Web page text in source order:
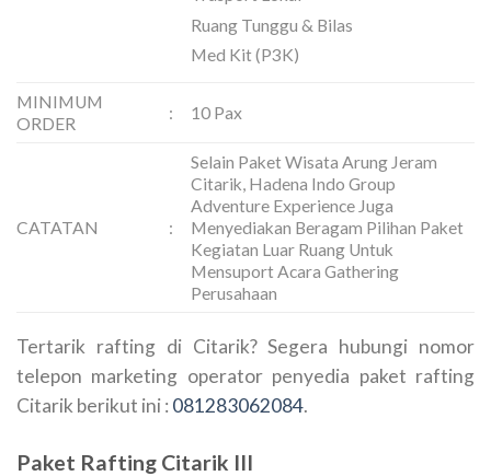
Ruang Tunggu & Bilas
Med Kit (P3K)
MINIMUM
ORDER
: 10 Pax
CATATAN :
Selain Paket Wisata Arung Jeram
Citarik, Hadena Indo Group
Adventure Experience Juga
Menyediakan Beragam Pilihan Paket
Kegiatan Luar Ruang Untuk
Mensuport Acara Gathering
Perusahaan
Tertarik rafting di Citarik? Segera hubungi nomor
telepon marketing operator penyedia paket rafting
Citarik berikut ini : 081283062084.
Paket Rafting Citarik III